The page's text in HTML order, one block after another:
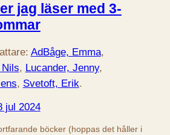
jag läser med 3-
AdBåge, Emma
, Lucander, Jenny
, Svetoft, Erik.
jul 2024
böcker (hoppas det håller i